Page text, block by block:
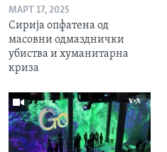
МАРТ 17, 2025
Сирија опфатена од
масовни одмазднички
убиства и хуманитарна
криза